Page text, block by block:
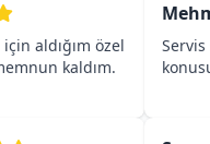
aldığım özel
kaldım.
Servis